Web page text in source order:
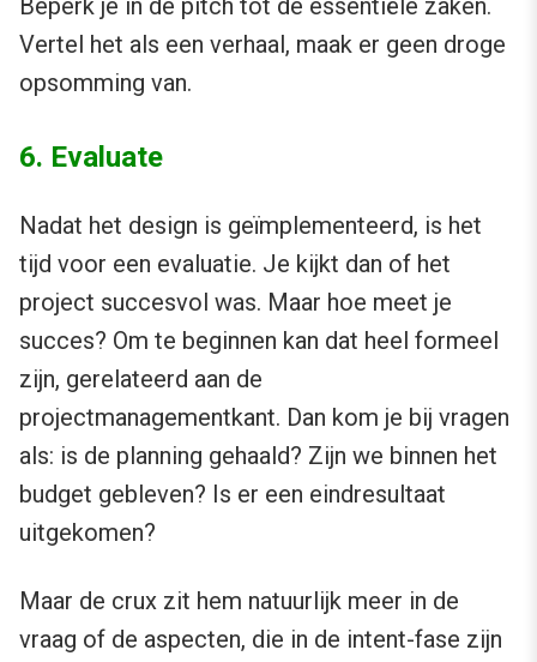
Beperk je in de pitch tot de essentiële zaken.
Vertel het als een verhaal, maak er geen droge
opsomming van.
6. Evaluate
Nadat het design is geïmplementeerd, is het
tijd voor een evaluatie. Je kijkt dan of het
project succesvol was. Maar hoe meet je
succes? Om te beginnen kan dat heel formeel
zijn, gerelateerd aan de
projectmanagementkant. Dan kom je bij vragen
als: is de planning gehaald? Zijn we binnen het
budget gebleven? Is er een eindresultaat
uitgekomen?
Maar de crux zit hem natuurlijk meer in de
vraag of de aspecten, die in de intent-fase zijn